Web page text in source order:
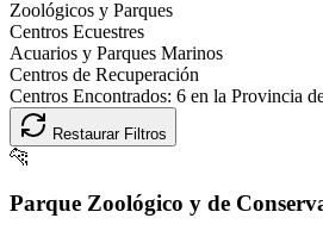
Zoológicos y Parques
Centros Ecuestres
Acuarios y Parques Marinos
Centros de Recuperación
Centros Encontrados: 6 en la Provincia
Restaurar Filtros
🐆
Parque Zoológico y de